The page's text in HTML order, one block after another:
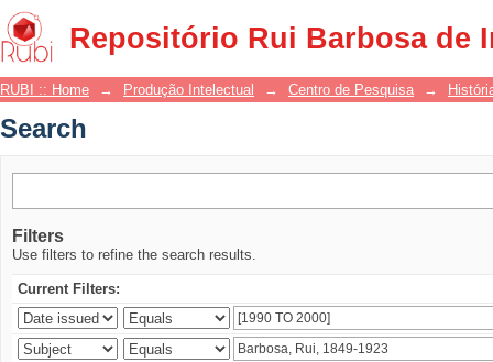
Repositório Rui Barbosa de
Search
RUBI :: Home → Produção Intelectual → Centro de Pesquisa →
Search
Filters
Use filters to refine the search results.
Current Filters: